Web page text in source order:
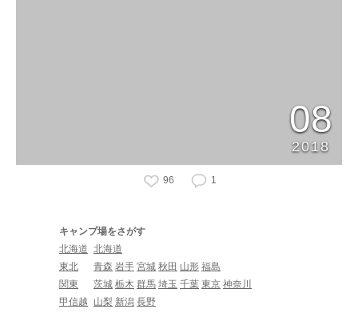
08
2018
96 1
キャンプ場をさがす
北海道 北海道
東北
青森 岩手 宮城 秋田 山形 福島
関東
茨城 栃木 群馬 埼玉 千葉 東京 神奈川
甲信越
山梨 新潟 長野